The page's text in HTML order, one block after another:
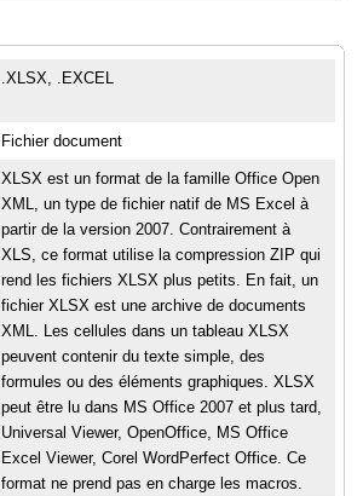
.XLSX, .EXCEL
Fichier document
XLSX est un format de la famille Office Open
XML, un type de fichier natif de MS Excel à
partir de la version 2007. Contrairement à
XLS, ce format utilise la compression ZIP qui
rend les fichiers XLSX plus petits. En fait, un
fichier XLSX est une archive de documents
XML. Les cellules dans un tableau XLSX
peuvent contenir du texte simple, des
formules ou des éléments graphiques. XLSX
peut être lu dans MS Office 2007 et plus tard,
Universal Viewer, OpenOffice, MS Office
Excel Viewer, Corel WordPerfect Office. Ce
format ne prend pas en charge les macros.